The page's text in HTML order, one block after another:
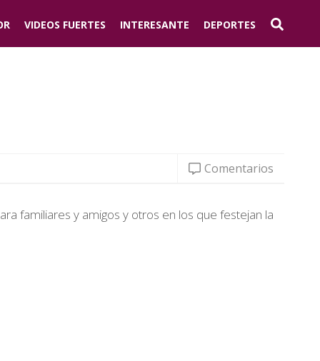
VIDEOS FUERTES INTERESANTE DEPORTES
Comentarios
familiares y amigos y otros en los que festejan la